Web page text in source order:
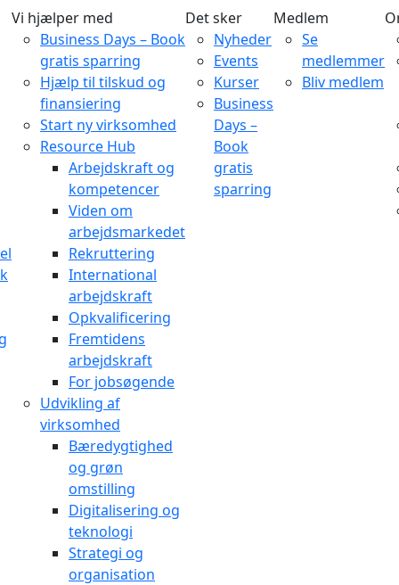
Vi hjælper med
Business Days – Book
gratis sparring
Hjælp til tilskud og
finansiering
Start ny virksomhed
Resource Hub
Arbejdskraft og
kompetencer
Viden om
arbejdsmarkedet
Rekruttering
International
arbejdskraft
Opkvalificering
Fremtidens
arbejdskraft
For jobsøgende
Udvikling af
virksomhed
Bæredygtighed
og grøn
omstilling
Digitalisering og
teknologi
Strategi og
organisation
Det sker
Nyheder
Events
Kurser
Business
Days –
Book
gratis
sparring
Medlem
Se
medlemmer
Bliv medlem